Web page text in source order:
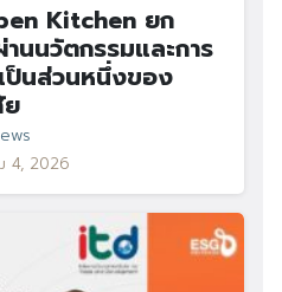
Kitchen ยก
นนวัตกรรมและการ
ป็นส่วนหนึ่งของ
4, 2026